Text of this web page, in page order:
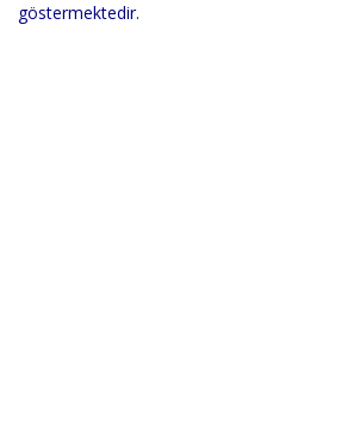
göstermektedir.